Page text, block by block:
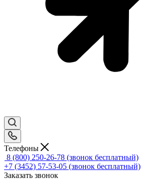
Телефоны
8 (800) 250-26-78 (звонок бесплатный)
+7 (3452) 57-53-05 (звонок бесплатный)
Заказать звонок